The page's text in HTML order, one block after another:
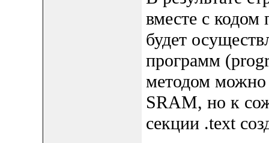
вместе с
будет
программ
методом можно
SRAM, но к
секции .text